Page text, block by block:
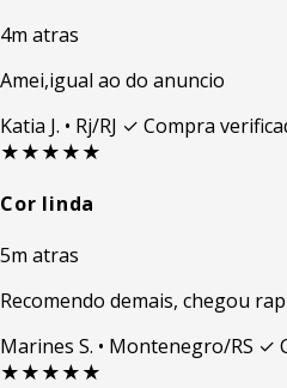
4m atras
Amei,igual ao do anuncio
Katia J. • Rj/RJ ✓ Compra
★★★★★
Cor linda
5m atras
Recomendo demais, chegou
Marines S. • Montenegro/RS ✓
★★★★★